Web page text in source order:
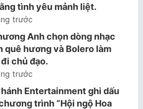
tình yêu mảnh liệt.
trước
Anh chọn dòng nhạc
quê hương và Bolero làm
chủ đạo.
trước
Entertainment ghi dấu
trình “Hội ngộ Hoa